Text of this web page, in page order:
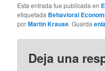
Esta entrada fue publicada en
etiquetada Behavioral
porMartin Krause. Guarda
Deja una